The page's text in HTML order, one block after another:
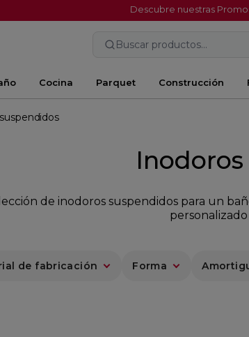
Descubre nuestras
Buscar productos...
Cocina Parquet Construcción
de inodoros suspendidos para un
de fabricación Forma